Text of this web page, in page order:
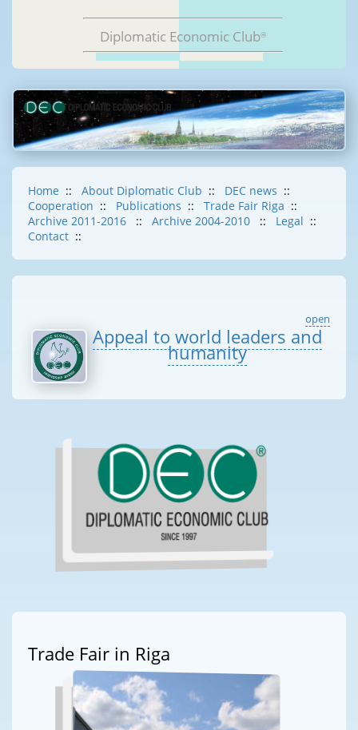
Diplomatic Economic Club®
Home :: About Diplomatic Club :: DEC news ::
Cooperation :: Publications :: Trade Fair Riga ::
Archive 2011-2016
:: Archive 2004-2010 :: Legal ::
Contact ::
open
Appeal to world leaders and
humanity
Trade Fair in Riga